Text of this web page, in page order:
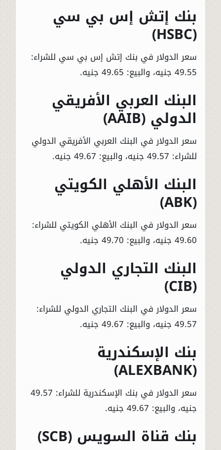
بنك إتش إس بي سي
(HSBC)
سعر الدولار في بنك إتش إس بي سي للشراء:
49.55 جنيه، والبيع: 49.65 جنيه.
البنك العربي الأفريقي
الدولي (AAIB)
سعر الدولار في البنك العربي الأفريقي الدولي
للشراء: 49.57 جنيه، والبيع: 49.67 جنيه.
البنك الأهلي الكويتي
(ABK)
سعر الدولار في البنك الأهلي الكويتي للشراء:
49.60 جنيه، والبيع: 49.70 جنيه.
البنك التجاري الدولي
(CIB)
سعر الدولار في البنك التجاري الدولي للشراء:
49.57 جنيه، والبيع: 49.67 جنيه.
بنك الإسكندرية
(ALEXBANK)
سعر الدولار في بنك الإسكندرية للشراء: 49.57
جنيه، والبيع: 49.67 جنيه.
بنك قناة السويس (SCB)